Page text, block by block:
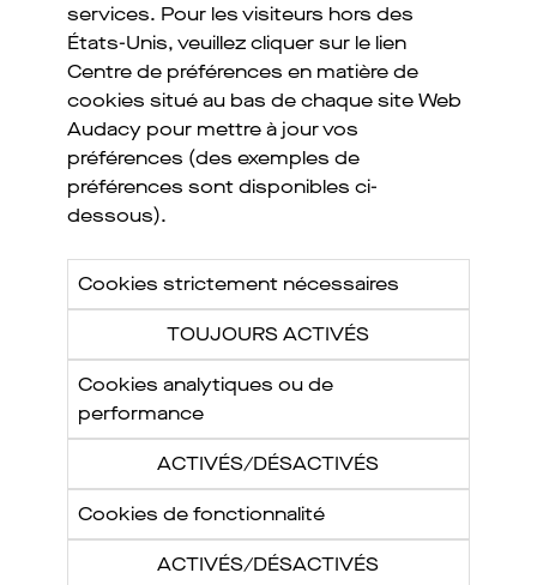
services. Pour les visiteurs hors des
États-Unis, veuillez cliquer sur le lien
Centre de préférences en matière de
cookies situé au bas de chaque site Web
Audacy pour mettre à jour vos
préférences (des exemples de
préférences sont disponibles ci-
dessous).
Cookies strictement nécessaires
TOUJOURS ACTIVÉS
Cookies analytiques ou de
performance
ACTIVÉS/DÉSACTIVÉS
Cookies de fonctionnalité
ACTIVÉS/DÉSACTIVÉS